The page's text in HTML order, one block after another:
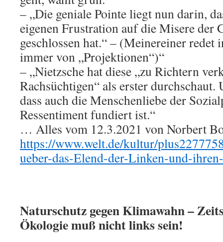
– „Die geniale Pointe liegt nun darin,
eigenen Frustration auf die Misere der
geschlossen hat.“ – (Meinereiner redet
immer von „Projektionen“)“
– „Nietzsche hat diese „zu Richtern
Rachsüchtigen“ als erster durchschaut.
dass auch die Menschenliebe der
Ressentiment fundiert ist.“
… Alles vom 12.3.2021 von Norbert
https://www.welt.de/kultur/
ueber-das-Elend-der-Linken-und-
Naturschutz gegen Klimawahn –
Ökologie muß nicht links sein!